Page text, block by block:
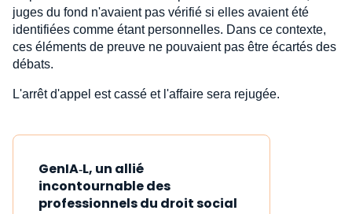
juges du fond n'avaient pas vérifié si elles avaient été
identifiées comme étant personnelles. Dans ce contexte,
ces éléments de preuve ne pouvaient pas être écartés des
débats.
L'arrêt d'appel est cassé et l'affaire sera rejugée.
GenIA‑L, un allié
incontournable des
professionnels du droit social